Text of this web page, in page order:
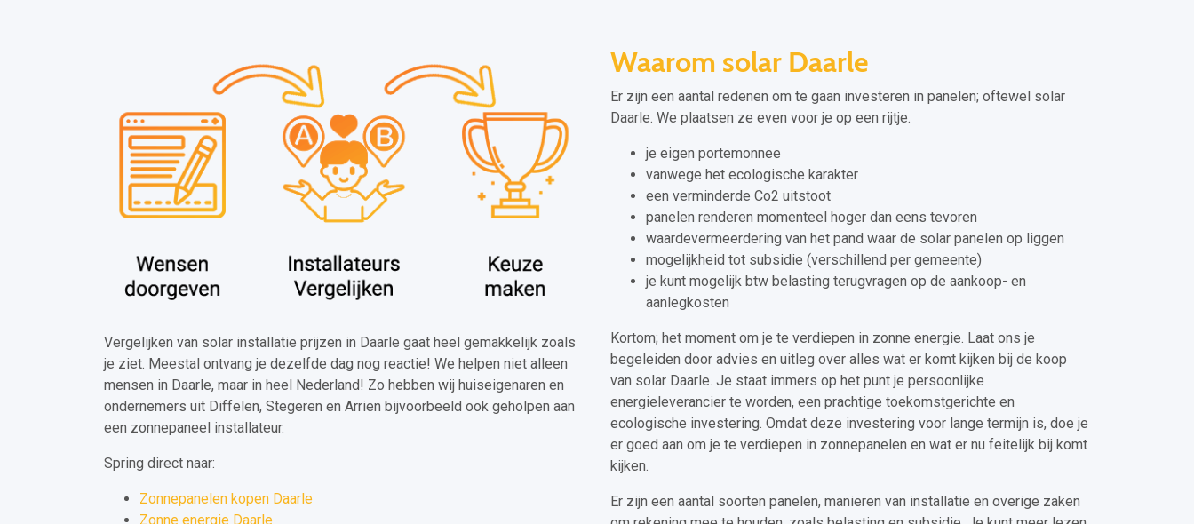
Vergelijken van solar installatie prijzen in Daarle gaat heel gemakkelijk zoals
je ziet. Meestal ontvang je dezelfde dag nog reactie! We helpen niet alleen
mensen in Daarle, maar in heel Nederland! Zo hebben wij huiseigenaren en
ondernemers uit Diffelen, Stegeren en Arrien bijvoorbeeld ook geholpen aan
een zonnepaneel installateur.
Spring direct naar:
Zonnepanelen kopen Daarle
Zonne energie Daarle
Waarom solar Daarle
Er zijn een aantal redenen om te gaan investeren in panelen; oftewel solar
Daarle. We plaatsen ze even voor je op een rijtje.
je eigen portemonnee
vanwege het ecologische karakter
een verminderde Co2 uitstoot
panelen renderen momenteel hoger dan eens tevoren
waardevermeerdering van het pand waar de solar panelen op liggen
mogelijkheid tot subsidie (verschillend per gemeente)
je kunt mogelijk btw belasting terugvragen op de aankoop- en
aanlegkosten
Kortom; het moment om je te verdiepen in zonne energie. Laat ons je
begeleiden door advies en uitleg over alles wat er komt kijken bij de koop
van solar Daarle. Je staat immers op het punt je persoonlijke
energieleverancier te worden, een prachtige toekomstgerichte en
ecologische investering. Omdat deze investering voor lange termijn is, doe je
er goed aan om je te verdiepen in zonnepanelen en wat er nu feitelijk bij komt
kijken.
Er zijn een aantal soorten panelen, manieren van installatie en overige zaken